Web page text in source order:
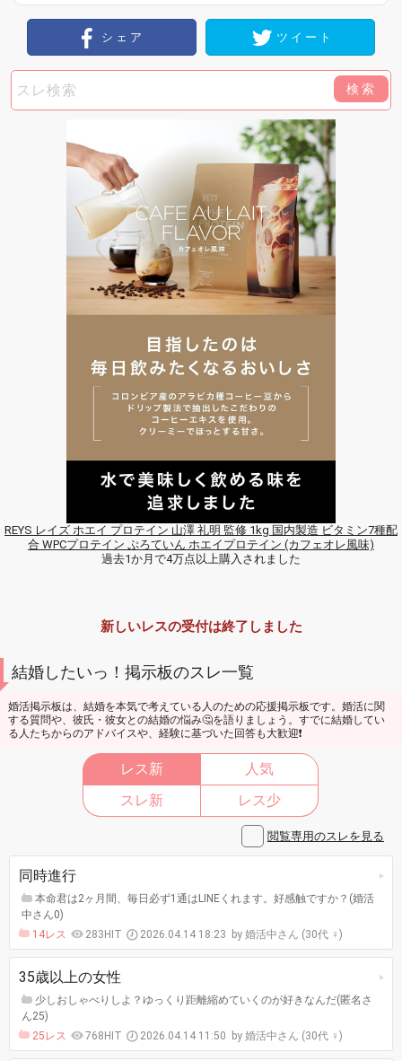
シェア ツイート
検索
REYS レイズ ホエイ プロテイン 山澤 礼明 監修 1kg 国内製造 ビタミン7種配
合 WPCプロテイン ぷろていん ホエイプロテイン (カフェオレ風味)
過去1か月で4万点以上購入されました
新しいレスの受付は終了しました
結婚したいっ！掲示板のスレ一覧
婚活掲示板は、結婚を本気で考えている人のための応援掲示板です。婚活に関
する質問や、彼氏・彼女との結婚の悩み🤔を語りましょう。すでに結婚してい
る人たちからのアドバイスや、経験に基づいた回答も大歓迎❗
レス新
人気
スレ新
レス少
閲覧専用のスレを見る
同時進行
本命君は2ヶ月間、毎日必ず1通はLINEくれます。好感触ですか？(婚活
中さん0)
14レス
283HIT 2026.04.14 18:23 婚活中さん (30代 ♀)
35歳以上の女性
少しおしゃべりしよ？ゆっくり距離縮めていくのが好きなんだ(匿名さ
ん25)
25レス
768HIT 2026.04.14 11:50 婚活中さん (30代 ♀)